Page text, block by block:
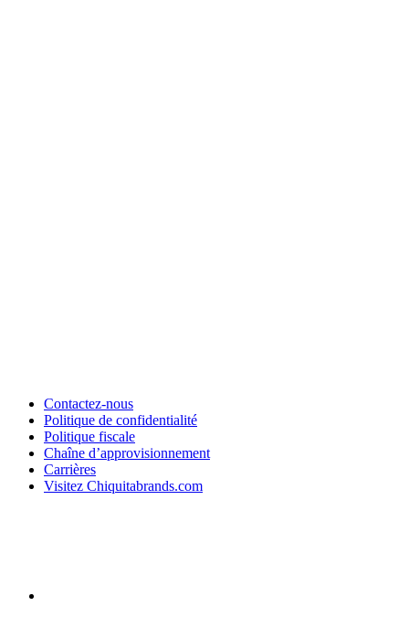
Contactez-nous
Politique de confidentialité
Politique fiscale
Chaîne d’approvisionnement
Carrières
Visitez Chiquitabrands.com